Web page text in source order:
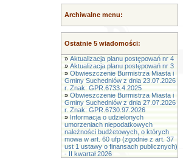
Archiwalne menu:
Ostatnie 5 wiadomości:
» Aktualizacja planu postępowań nr 4
» Aktualizacja planu postępowań nr 3
» Obwieszczenie Burmistrza Miasta i
Gminy Suchedniów z dnia 23.07.2026
r. Znak: GPR.6733.4.2025
» Obwieszczenie Burmistrza Miasta i
Gminy Suchedniów z dnia 27.07.2026
r. Znak: GPR.6730.97.2026
» Informacja o udzielonych
umorzeniach niepodatkowych
należności budżetowych, o których
mowa w art. 60 ufp (zgodnie z art. 37
ust 1 ustawy o finansach publicznych)
- II kwartał 2026